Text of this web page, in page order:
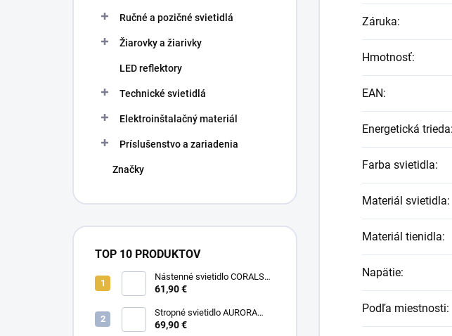
Ručné a pozičné svietidlá
Žiarovky a žiarivky
LED reflektory
Technické svietidlá
Elektroinštalačný materiál
Príslušenstvo a zariadenia
Značky
TOP 10 PRODUKTOV
Nástenné svietidlo CORALS
11977
61,90 €
Stropné svietidlo AURORA
11971
69,90 €
Záruka:
Hmotnosť:
EAN:
Energetická trieda:
Farba svietidla:
Materiál svietidla:
Materiál tienidla:
Napätie:
Podľa miestnosti: